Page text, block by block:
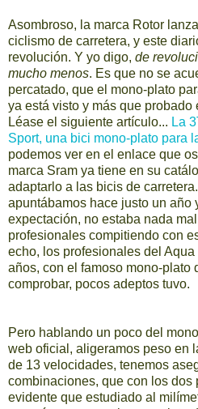
Asombroso, la marca Rotor
ciclismo de carretera, y este
revolución. Y yo digo, de
mucho menos. Es que no se
percatado, que el mono-plato
ya está visto y más que probado
Léase el siguiente artículo... La
Sport, una bici mono-plato para
podemos ver en el enlace que
marca Sram ya tiene en su
adaptarlo a las bicis de
apuntábamos hace justo un año
expectación, no estaba nada
profesionales compitiendo con
echo, los profesionales del
años, con el famoso mono-plato
comprobar, pocos adeptos tuvo.
Pero hablando un poco del
web oficial, aligeramos peso en
de 13 velocidades, tenemos
combinaciones, que con los dos
evidente que estudiado al